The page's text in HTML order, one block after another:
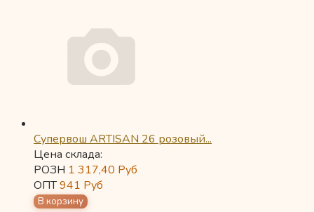
Супервош ARTISAN 26 розовый...
Цена склада:
РОЗН 1 317,40 Руб
ОПТ941 Руб